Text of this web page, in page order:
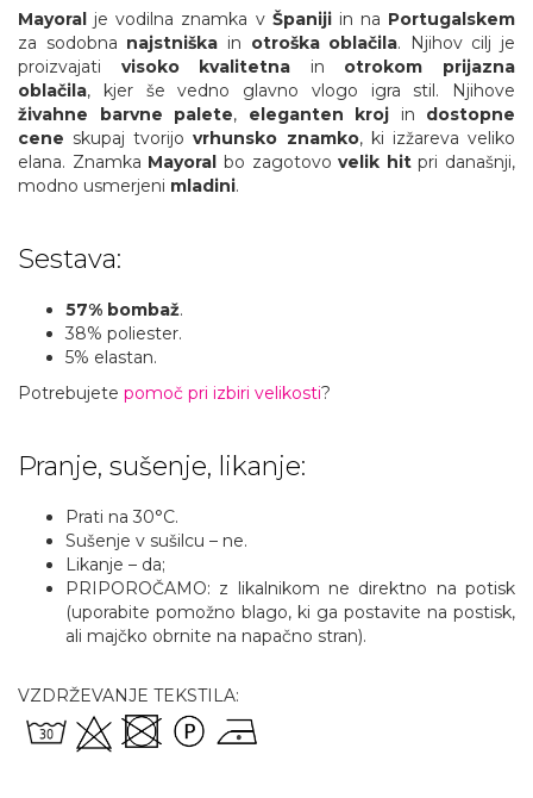
Mayoral je vodilna znamka v Španijiin na Portugalskem
za sodobna najstniška in otroška oblačila. Njihov cilj je
proizvajati visoko kvalitetna in otrokom prijazna
oblačila, kjer še vedno glavno vlogo igra stil. Njihove
živahne
barvne palete, eleganten kroj in dostopne
cene skupaj tvorijovrhunsko znamko, ki izžareva veliko
elana. Znamka Mayoral bo zagotovovelik hitpri današnji,
modno usmerjeni mladini.
Sestava:
57% bombaž.
38% poliester.
5% elastan.
Potrebujete pomoč pri izbiri velikosti?
Pranje, sušenje, likanje:
Prati na 30°C.
Sušenje v sušilcu – ne.
Likanje – da;
PRIPOROČAMO: z likalnikom ne direktno na potisk
(uporabite pomožno blago, ki ga postavite na postisk,
ali majčko obrnite na napačno stran).
VZDRŽEVANJE TEKSTILA: